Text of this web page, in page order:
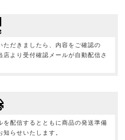
ただきましたら、内容をご確認の
店より受付確認メールが自動配信さ
を配信するとともに商品の発送準備
らせいたします。